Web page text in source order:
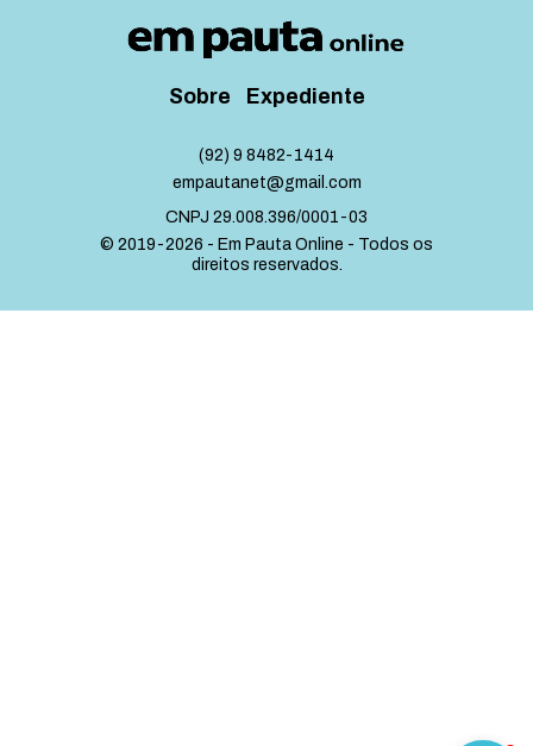
Sobre Expediente
(92) 9 8482-1414
empautanet@gmail.com
CNPJ 29.008.396/0001-03
© 2019-2026 - Em Pauta Online - Todos os
direitos reservados.